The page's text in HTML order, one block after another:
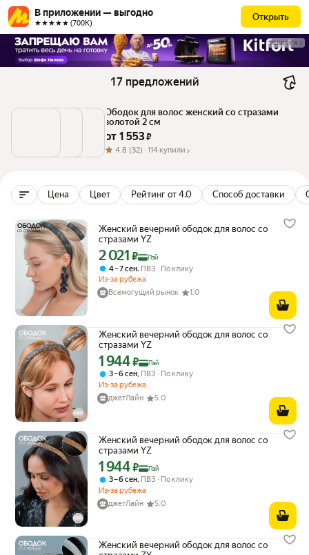
В приложении — выгодно
★★★★★ (700К)
Открыть
РЕКЛАМА
17 предложений
Ободок для волос женский со стразами
золотой 2 см
от 1 553 ₽
4.8 (32) · 114 купили
Цена Цвет Рейтинг от 4.0 Способ доставки
Женский вечерний ободок для волос со
стразами YZ
Цена с картой Яндекс Пэй 2021 ₽ вместо
2 021 ₽ Пэй
4 – 7 сен, ПВЗ
По клику
Из-за рубежа
Всемогущий рынок
1.0
Женский вечерний ободок для волос со
стразами YZ
Цена с картой Яндекс Пэй 1944 ₽ вместо
1 944₽ Пэй
3 – 6 сен, ПВЗ
По клику
Из-за рубежа
джетЛайн
5.0
Женский вечерний ободок для волос со
стразами YZ
Цена с картой Яндекс Пэй 1944 ₽ вместо
1 944₽ Пэй
3 – 6 сен ПВЗ
По клику
Из-за рубежа
джетЛайн
5.0
Женский вечерний ободок для волос со